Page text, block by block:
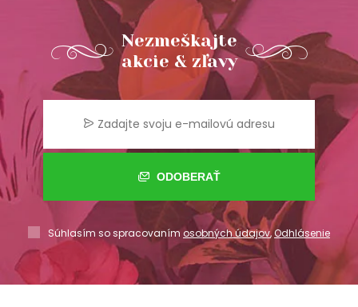
Nezmeškajte
akcie & zľavy
ODOBERAŤ
Súhlasím so spracovaním osobných údajov,Odhlásenie